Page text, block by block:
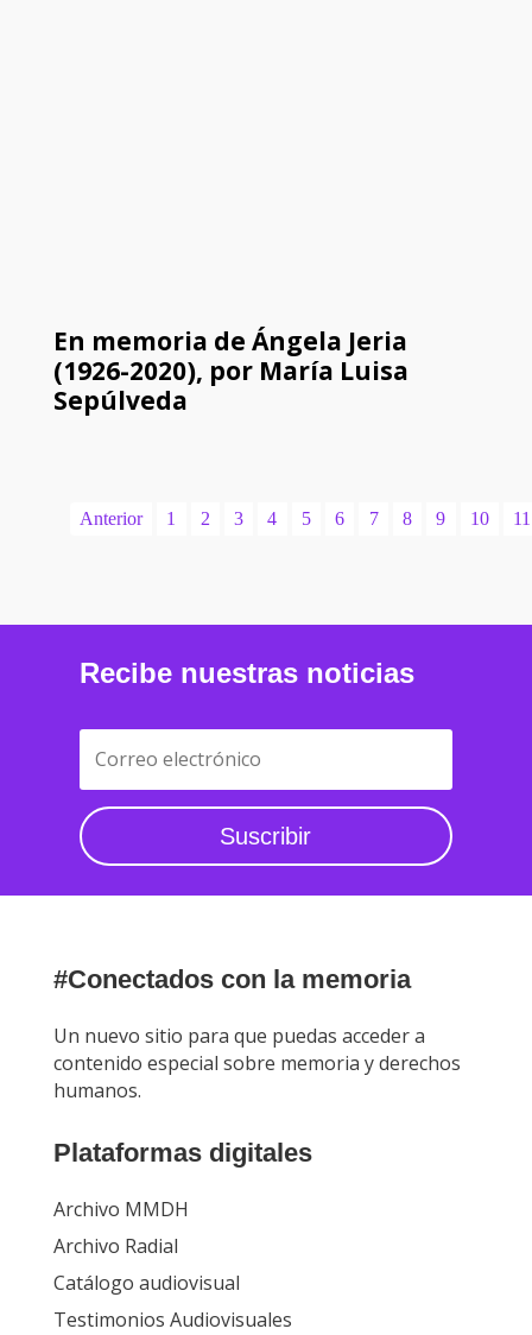
En memoria de Ángela Jeria
(1926-2020), por María Luisa
Sepúlveda
Anterior 1 2 3 4 5 6 7 8 9 10 11
Recibe nuestras noticias
Suscribir
#Conectados con la memoria
Un nuevo sitio para que puedas acceder a
contenido especial sobre memoria y derechos
humanos.
Plataformas digitales
Archivo MMDH
Archivo Radial
Catálogo audiovisual
Testimonios Audiovisuales